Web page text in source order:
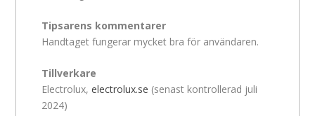
Tipsarens kommentarer
Handtaget fungerar mycket bra för användaren.
Tillverkare
Electrolux,electrolux.se (senast kontrollerad juli
2024)